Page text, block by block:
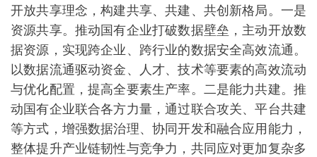
开放共享理念，构建共享、共建、共创新格局。一是
资源共享。推动国有企业打破数据壁垒，主动开放数
据资源，实现跨企业、跨行业的数据安全高效流通。
以数据流通驱动资金、人才、技术等要素的高效流动
与优化配置，提高全要素生产率。二是能力共建。推
动国有企业联合各方力量，通过联合攻关、平台共建
等方式，增强数据治理、协同开发和融合应用能力，
整体提升产业链韧性与竞争力，共同应对更加复杂多